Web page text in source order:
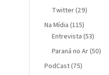
Twitter(29)
Na Mídia (115)
Entrevista (53)
Paraná no Ar(50)
PodCast(75)